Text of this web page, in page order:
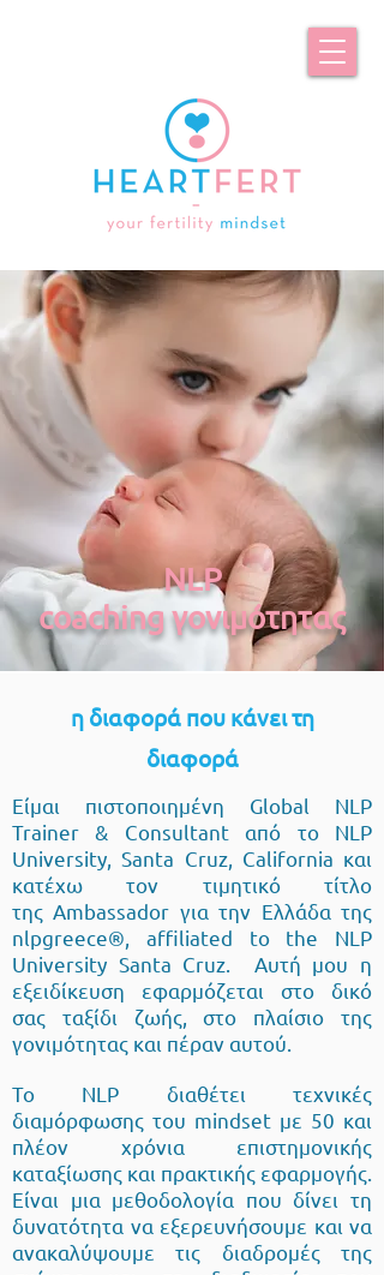
NLP
coaching γονιμότητας
η διαφορά που κάνει τη
διαφορά
Είμαι πιστοποιημένη Global NLP
Trainer & Consultant από το NLP
University, Santa Cruz, California και
κατέχω τον τιμητικό τίτλο
της Ambassador για την Ελλάδα της
nlpgreece® , affiliated to the NLP
University Santa Cruz. Αυτή μου η
εξειδίκευση εφαρμόζεται στο δικό
σας ταξίδι ζωής, στο πλαίσιο της
γονιμότητας και πέραν αυτού.
Το NLP διαθέτει τεχνικές
διαμόρφωσης του mindset με 50 και
πλέον χρόνια επιστημονικής
καταξίωσης και πρακτικής εφαρμογής.
Είναι μια μεθοδολογία που δίνει τη
δυνατότητα να εξερευνήσουμε και να
ανακαλύψουμε τις διαδρομές της